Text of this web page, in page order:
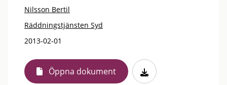
Nilsson Bertil
Räddningstjänsten Syd
2013-02-01
Öppna dokument